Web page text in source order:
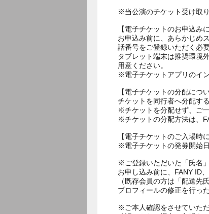
※当公演のチケット受け取
【電子チケットのお申込み
お申込み前に、あらかじめ
話番号をご登録いただく必
タブレット端末は推奨環境
用意ください。
※電子チケットアプリのイ
【電子チケットの分配につい
チケットを同行者へ分配す
※チケットを分配せず、ご
※チケットの分配方法は、
【電子チケットのご入場時
※電子チケットの発券開始
※ご登録いただいた「氏名
お申し込み前に、FANY ID
（既存会員の方は「配送先
プロフィールの修正を行っ
※ご本人確認をさせていた